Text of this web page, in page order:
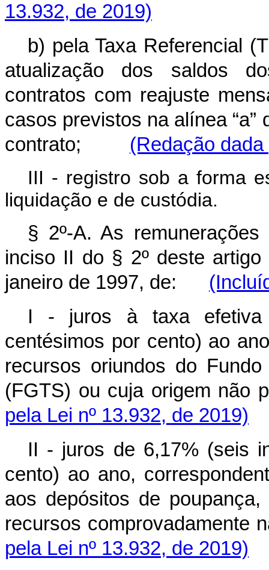
13.932, de 2019)
b) pela Taxa Referencial
atualização dos saldos
contratos com reajuste
casos previstos na alínea
contrato; (Redação
III - registro sob a forma
liquidação e de custódia.
§ 2º-A. As
inciso II do § 2º deste
janeiro de 1997, de:
I - juros à taxa efetiva
centésimos por cento) ao
recursos oriundos do
(FGTS) ou cuja origem
pela Lei nº 13.932, de 2019)
II - juros de 6,17% (seis
cento) ao ano,
aos depósitos de
recursos
pela Lei nº 13.932, de 2019)